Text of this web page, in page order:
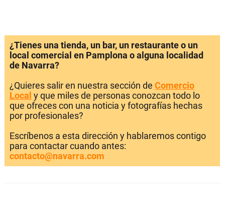
¿Tienes una tienda, un bar, un restaurante o un
local comercial en Pamplona o alguna localidad
de Navarra?
¿Quieres salir en nuestra sección de Comercio
Local y que miles de personas conozcan todo lo
que ofreces con una noticia y fotografías hechas
por profesionales?
Escríbenos a esta dirección y hablaremos contigo
para contactar cuando antes:
contacto@navarra.com